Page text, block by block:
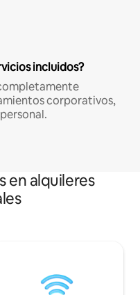
incluidos?
corporativos,
en alquileres